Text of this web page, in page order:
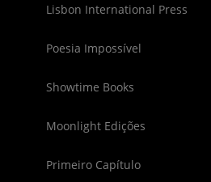
Lisbon International Press
Poesia Impossível
Showtime Books
Moonlight Edições
Primeiro Capítulo